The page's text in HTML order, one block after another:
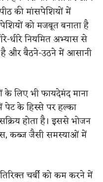
की मांसपेशियों में
को मजबूत बनाता है
धीरे नियमित अभ्यास से
और बैठने-उठने में आसानी
लिए भी फायदेमंद माना
पेट के हिस्से पर हल्का
होता है। इससे भोजन
कब्ज जैसी समस्याओं में
चर्बी को कम करने में